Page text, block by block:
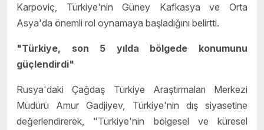
Karpoviç, Türkiye'nin Güney Kafkasya ve Orta
Asya'da önemli rol oynamaya başladığını belirtti.
"Türkiye, son 5 yılda bölgede konumunu
güçlendirdi"
Rusya'daki Çağdaş Türkiye Araştırmaları Merkezi
Müdürü Amur Gadjiyev, Türkiye'nin dış siyasetine
değerlendirerek, "Türkiye'nin bölgesel ve küresel